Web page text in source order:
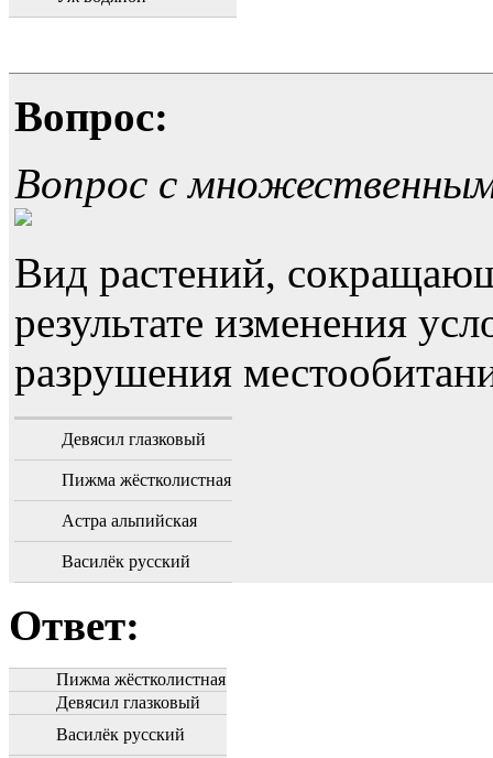
Вопрос:
Вопрос с
Вид растений,
результате изменения
разрушения
Девясил глазковый
Пижма жёстколистная
Астра альпийская
Василёк русский
Ответ:
Пижма жёстколистная
Девясил глазковый
Василёк русский